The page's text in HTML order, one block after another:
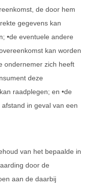
de door hem
gegevens kan
•de eventuele andere
kan worden
ondernemer zich heeft
deze
raadplegen; en •de
in geval van een
van het bepaalde in
door de
aan de daarbij